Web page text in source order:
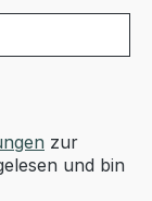
zur
und bin